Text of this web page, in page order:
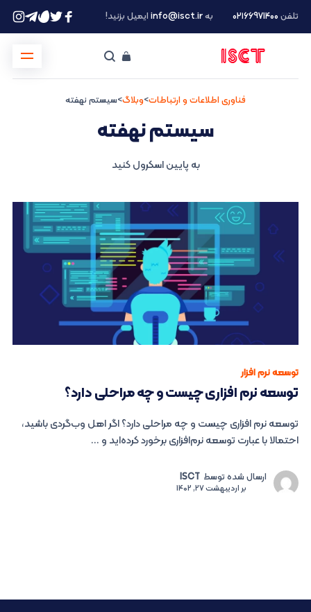
تلفن ۰۲۱66971400 بهinfo@isct.irایمیل بزنید!
فناوری اطلاعات و ارتباطات>وبلاگ>سیستم نهفته
سیستم نهفته
به پایین اسکرول کنید
توسعه نرم افزار
توسعه نرم ‌افزاری چیست و چه مراحلی دارد؟
توسعه نرم ‌افزاری چیست و چه مراحلی دارد؟ اگر اهل وب‌گردی باشید،
احتمالا با عبارت توسعه نر‌م‌افزاری برخورد کرده‌اید و ...
ارسال شده توسط ISCT
براردیبهشت 27, 1402